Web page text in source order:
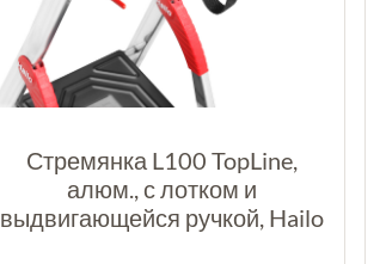
Стремянка L100 TopLine,
алюм., с лотком и
выдвигающейся ручкой, Hailo